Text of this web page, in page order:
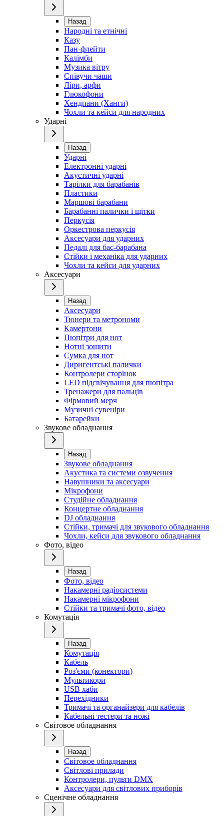
Назад
Народні та етнічні
Казу
Пан-флейти
Калімби
Музика вітру
Співучи чаши
Ліри, арфи
Глюкофони
Хендпани (Ханги)
Чохли та кейси для народних
Ударні
Назад
Ударні
Електронні ударні
Акустичні ударні
Тарілки для барабанів
Пластики
Маршові барабани
Барабанні палички і щітки
Перкусія
Оркестрова перкусія
Аксесуари для ударних
Педалі для бас-барабана
Стійки і механіка для ударних
Чохли та кейси для ударних
Аксесуари
Назад
Аксесуари
Тюнери та метрономи
Камертони
Пюпітри для нот
Нотні зошити
Сумка для нот
Диригентські палички
Контролери сторінок
LED підсвічування для пюпітра
Тренажери для пальців
Фірмовий мерч
Музичні сувеніри
Батарейки
Звукове обладнання
Назад
Звукове обладнання
Акустика та системи озвучення
Навушники та аксесуари
Мікрофони
Студійне обладнання
Концертне обладнання
DJ обладнання
Стійки, тримачі для звукового обладнання
Чохли, кейси для звукового обладнання
Фото, відео
Назад
Фото, відео
Накамерні радіосистеми
Накамерні мікрофони
Стійки та тримачі фото, відео
Комутація
Назад
Комутація
Кабель
Роз'єми (конектори)
Мультикори
USB хаби
Перехідники
Тримачі та органайзери для кабелів
Кабельні тестери та ножі
Світовое обладнання
Назад
Світовое обладнання
Світлові прилади
Контролери, пульти DMX
Аксесуари для світлових приборів
Сценічне обладнання